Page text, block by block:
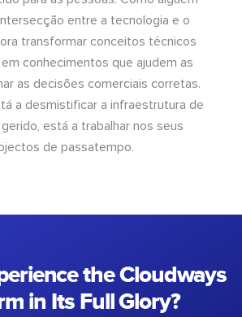
entre a tecnologia e o
transformar conceitos técnicos
conhecimentos que ajudem as
as decisões comerciais corretas.
a desmistificar a infraestrutura de
está a trabalhar nos seus
de passatempo.
the Cloudways
in Its Full Glory?